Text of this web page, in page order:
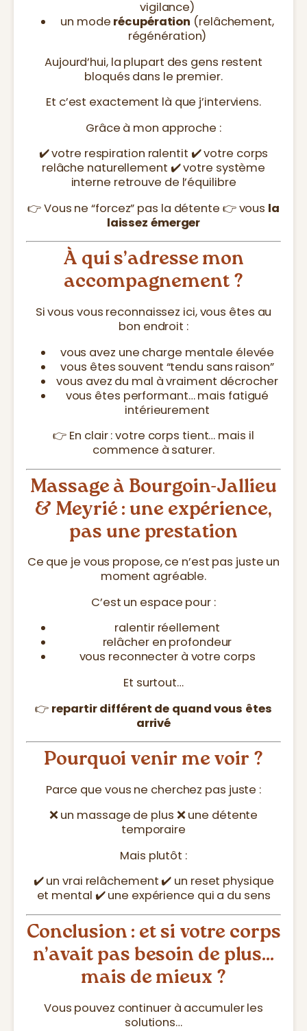
vigilance)
un mode récupération (relâchement,
régénération)
Aujourd’hui, la plupart des gens restent
bloqués dans le premier.
Et c’est exactement là que j’interviens.
Grâce à mon approche :
✔️ votre respiration ralentit ✔️ votre corps
relâche naturellement ✔️ votre système
interne retrouve de l’équilibre
👉 Vous ne “forcez” pas la détente 👉 vous la
laissez émerger
À qui s’adresse mon
accompagnement ?
Si vous vous reconnaissez ici, vous êtes au
bon endroit :
vous avez une charge mentale élevée
vous êtes souvent “tendu sans raison”
vous avez du mal à vraiment décrocher
vous êtes performant… mais fatigué
intérieurement
👉 En clair : votre corps tient… mais il
commence à saturer.
Massage à Bourgoin-Jallieu
& Meyrié : une expérience,
pas une prestation
Ce que je vous propose, ce n’est pas juste un
moment agréable.
C’est un espace pour :
ralentir réellement
relâcher en profondeur
vous reconnecter à votre corps
Et surtout…
👉 repartir différent de quand vous êtes
arrivé
Pourquoi venir me voir ?
Parce que vous ne cherchez pas juste :
❌ un massage de plus ❌ une détente
temporaire
Mais plutôt :
✔️ un vrai relâchement ✔️ un reset physique
et mental ✔️ une expérience qui a du sens
Conclusion : et si votre corps
n’avait pas besoin de plus…
mais de mieux ?
Vous pouvez continuer à accumuler les
solutions…